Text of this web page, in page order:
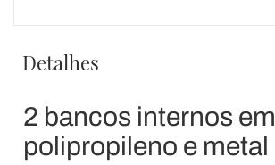
Detalhes
2 bancos internos em
polipropileno e metal